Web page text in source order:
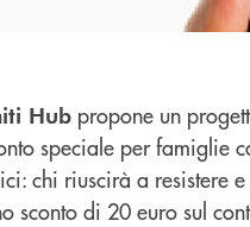
Hub propone un
speciale per famiglie
chi riuscirà a resistere
sconto di 20 euro sul